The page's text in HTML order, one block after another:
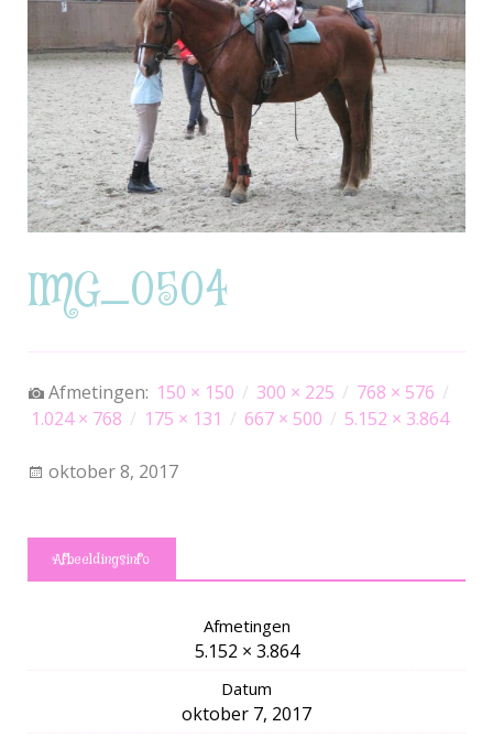
IMG_0504
Afmetingen: 150 × 150 / 300 × 225 / 768 × 576 /
1.024 × 768 / 175 × 131 / 667 × 500 / 5.152 × 3.864
oktober 8, 2017
Afbeeldingsinfo
Afmetingen
5.152 × 3.864
Datum
oktober 7, 2017